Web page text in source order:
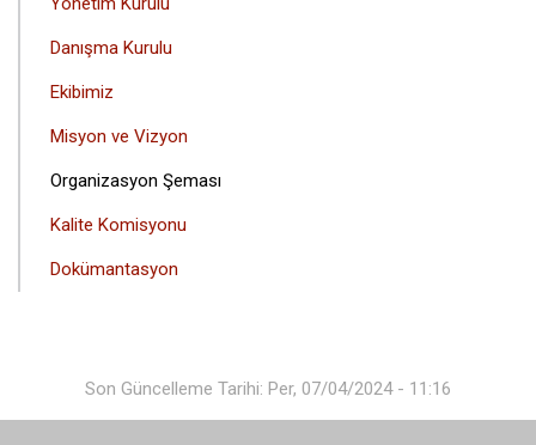
MENÜSÜ
Danışma Kurulu
Ekibimiz
Misyon ve Vizyon
Organizasyon Şeması
Kalite Komisyonu
Dokümantasyon
Son Güncelleme Tarihi: Per, 07/04/2024 - 11:16